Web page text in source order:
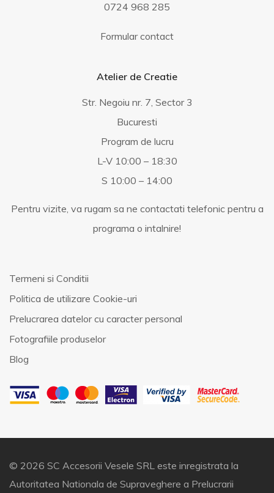
0724 968 285
Formular contact
Atelier de Creatie
Str. Negoiu nr. 7, Sector 3
Bucuresti
Program de lucru
L-V 10:00 – 18:30
S 10:00 – 14:00
Pentru vizite, va rugam sa ne contactati telefonic pentru a
programa o intalnire!
Termeni si Conditii
Politica de utilizare Cookie-uri
Prelucrarea datelor cu caracter personal
Fotografiile produselor
Blog
© 2026 SC Accesorii Vesele SRL este inregistrata la
Autoritatea Nationala de Supraveghere a Prelucrarii